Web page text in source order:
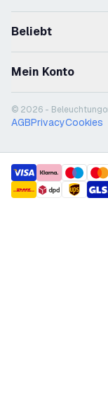
Beliebt
Mein Konto
© 2026 -
AGBPrivacyCookies
payment methods
shipment methods